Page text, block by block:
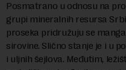
Posmatrano u odnosu na
grupi mineralnih resursa
proseka pridružuju se
sirovine. Slično stanje je i u
i uljnih šejlova. Međutim,